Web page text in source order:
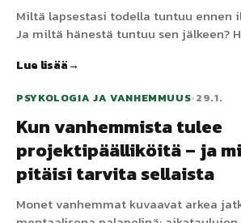
Miltä lapsestasi todella tuntuu ennen
Ja miltä hänestä tuntuu sen jälkeen?
Lue lisää
PSYKOLOGIA JA VANHEMMUUS•29.1.
Kun vanhemmista tulee
projektipäälliköitä – ja
pitäisi tarvita sellaista
Monet vanhemmat kuvaavat arkea